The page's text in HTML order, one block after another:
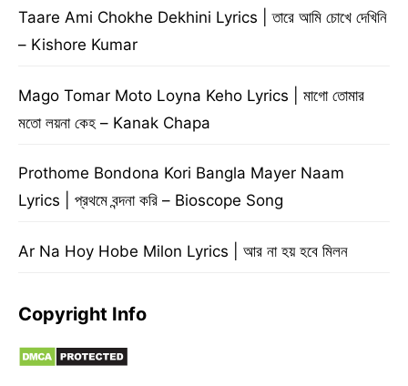
Taare Ami Chokhe Dekhini Lyrics | তারে আমি চোখে দেখিনি
– Kishore Kumar
Mago Tomar Moto Loyna Keho Lyrics | মাগো তোমার
মতো লয়না কেহ – Kanak Chapa
Prothome Bondona Kori Bangla Mayer Naam
Lyrics | প্রথমে বন্দনা করি – Bioscope Song
Ar Na Hoy Hobe Milon Lyrics | আর না হয় হবে মিলন
Copyright Info